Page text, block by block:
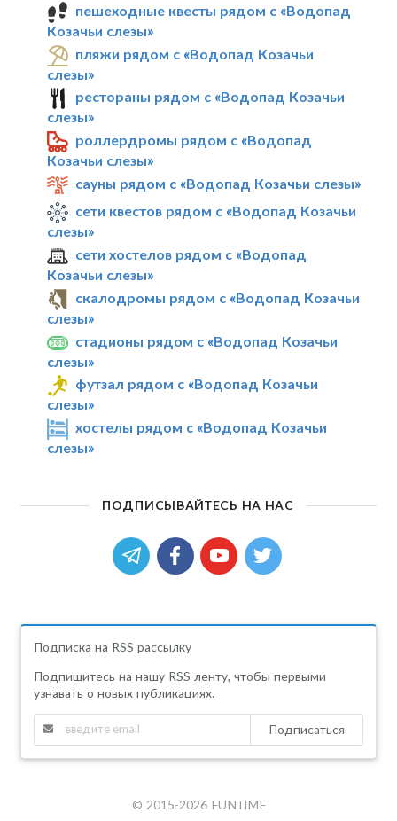
пешеходные квесты рядом с «Водопад
Козачьи слезы»
пляжи рядом с «Водопад Козачьи
слезы»
рестораны рядом с «Водопад Козачьи
слезы»
роллердромы рядом с «Водопад
Козачьи слезы»
сауны рядом с «Водопад Козачьи слезы»
сети квестов рядом с «Водопад Козачьи
слезы»
сети хостелов рядом с «Водопад
Козачьи слезы»
скалодромы рядом с «Водопад Козачьи
слезы»
стадионы рядом с «Водопад Козачьи
слезы»
футзал рядом с «Водопад Козачьи
слезы»
хостелы рядом с «Водопад Козачьи
слезы»
ПОДПИСЫВАЙТЕСЬ НА НАС
Подписка на RSS рассылку
Подпишитесь на нашу RSS ленту, чтобы первыми
узнавать о новых публикациях.
Подписаться
© 2015-2026 FUNTIME